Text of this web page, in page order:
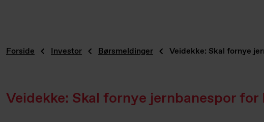
Forside Investor Børsmeldinger Veidekke: Skal fornye
Veidekke: Skal fornye jernbanespor for